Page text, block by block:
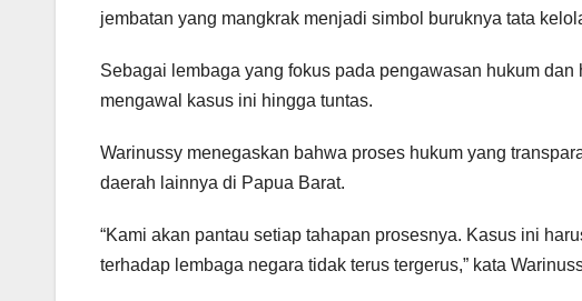
jembatan yang mangkrak menjadi simbol buruknya tata
Sebagai lembaga yang fokus pada pengawasan hukum
mengawal kasus ini hingga tuntas.
Warinussy menegaskan bahwa proses hukum yang
daerah lainnya di Papua Barat.
“Kami akan pantau setiap tahapan prosesnya. Kasus ini
terhadap lembaga negara tidak terus tergerus,” kata